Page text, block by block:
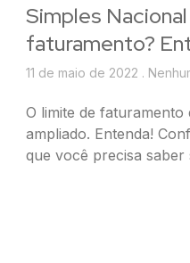
Simples
faturamento?
11 de maio de 2022
O limite de
ampliado. Entenda!
que você precisa